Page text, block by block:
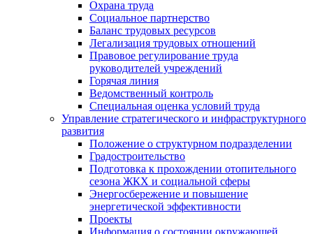
Охрана труда
Социальное партнерство
Баланс трудовых ресурсов
Легализация трудовых отношений
Правовое регулирование труда
руководителей учреждений
Горячая линия
Ведомственный контроль
Специальная оценка условий труда
Управление стратегического и инфраструктурного
развития
Положение о структурном подразделении
Градостроительство
Подготовка к прохождении отопительного
сезона ЖКХ и социальной сферы
Энергосбережение и повышение
энергетической эффективности
Проекты
Информация о состоянии окружающей